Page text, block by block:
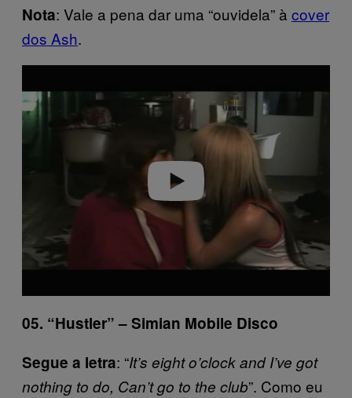
Nota: Vale a pena dar uma “ouvidela” à cover
dos Ash.
a
y
v
05. “Hustler” – Simian Mobile Disco
Segue a letra: “It’s eight o’clock and I’ve got
nothing to do, Can’t go to the club”. Como eu